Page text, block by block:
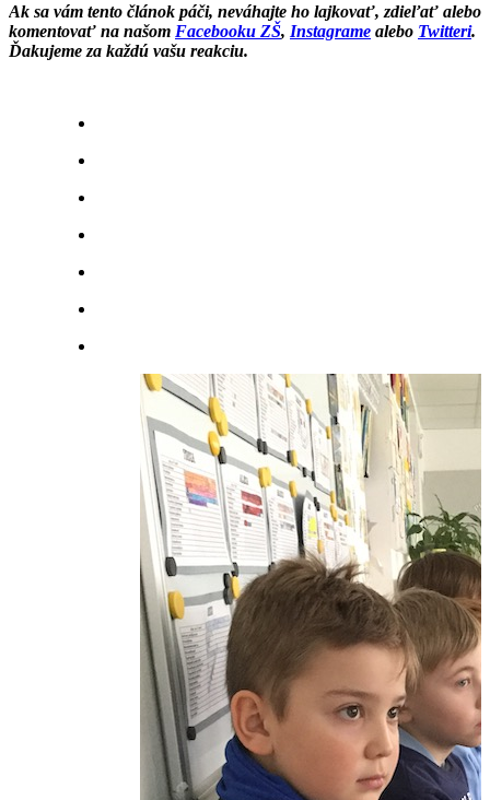
Ak sa vám tento článok páči, neváhajte ho lajkovať, zdieľať alebo
komentovať na našom Facebooku ZŠ, Instagrame alebo Twitteri.
Ďakujeme za každú vašu reakciu.